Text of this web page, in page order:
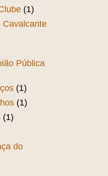
(1)
Cavalcante
Pública
(1)
(1)
(1)
do